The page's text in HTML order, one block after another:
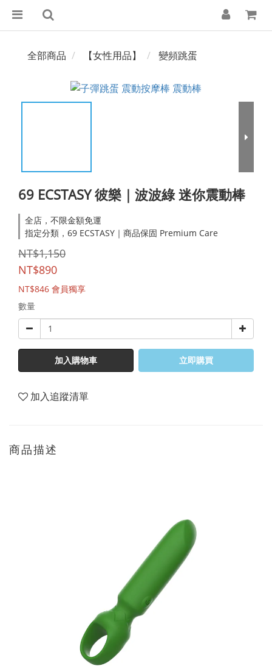
全部商品 【女性用品】 變頻跳蛋
69 ECSTASY 彼樂｜波波綠 迷你震動棒
全店，不限金額免運
指定分類，69 ECSTASY｜商品保固 Premium Care
NT$1,150
NT$890
NT$846 會員獨享
數量
加入購物車 立即購買
加入追蹤清單
商品描述